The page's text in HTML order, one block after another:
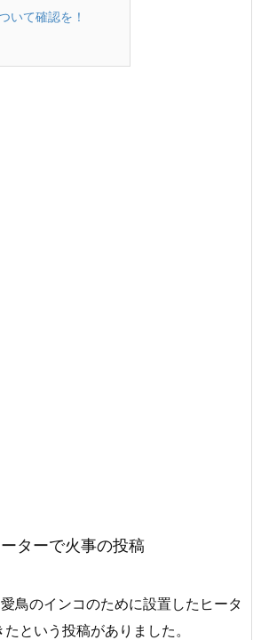
いて確認を！
ターで火事の投稿
鳥のインコのために設置したヒータ
という投稿がありました。